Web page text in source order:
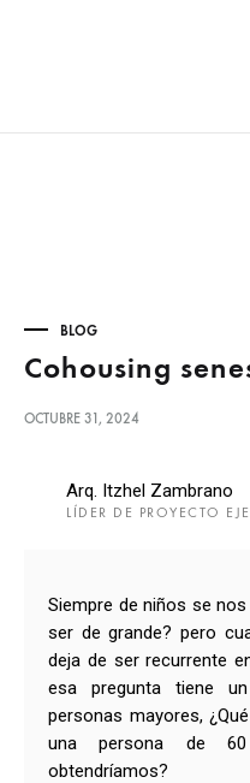
BLOG
Cohousing
OCTUBRE 31, 2024
Arq. Itzhel Zambrano
LÍDER DE PROYECTO
Siempre de niños se
ser de grande? pero
deja de ser recurrente
esa pregunta tiene
personas mayores,
una persona de 60
obtendríamos?